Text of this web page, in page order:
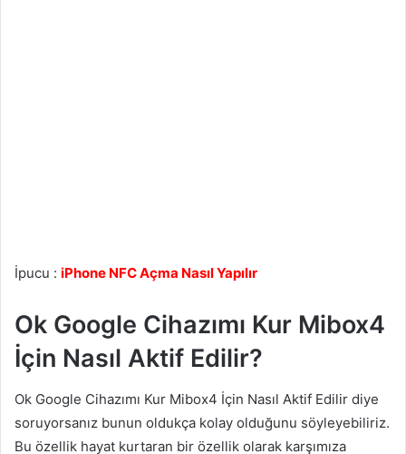
İpucu : iPhone NFC Açma Nasıl Yapılır
Ok Google Cihazımı Kur Mibox4
İçin Nasıl Aktif Edilir?
Ok Google Cihazımı Kur Mibox4 İçin Nasıl Aktif Edilir diye
soruyorsanız bunun oldukça kolay olduğunu söyleyebiliriz.
Bu özellik hayat kurtaran bir özellik olarak karşımıza